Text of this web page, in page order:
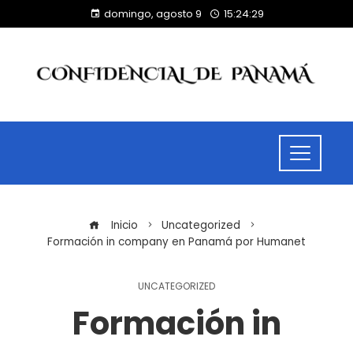
domingo, agosto 9 15:24:30
Inicio
Uncategorized
Formación in company en Panamá por Humanet
UNCATEGORIZED
Formación in